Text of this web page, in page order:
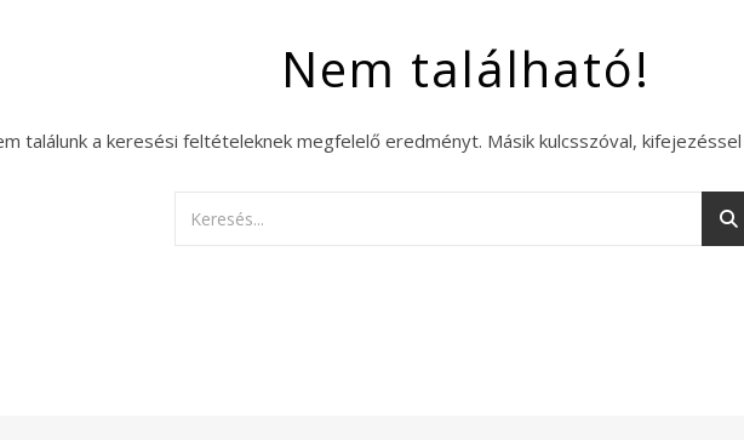
Nem található!
találunk a keresési feltételeknek megfelelő eredményt. Másik kulcsszóval,